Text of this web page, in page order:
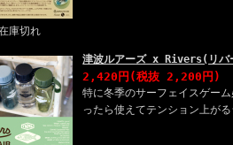
庫切れ
津波ルアーズ x Rivers(リバ
2,420円 (税抜 2,200円)
特に冬季のサーフェイスゲー
ったら使えてテンション上がる